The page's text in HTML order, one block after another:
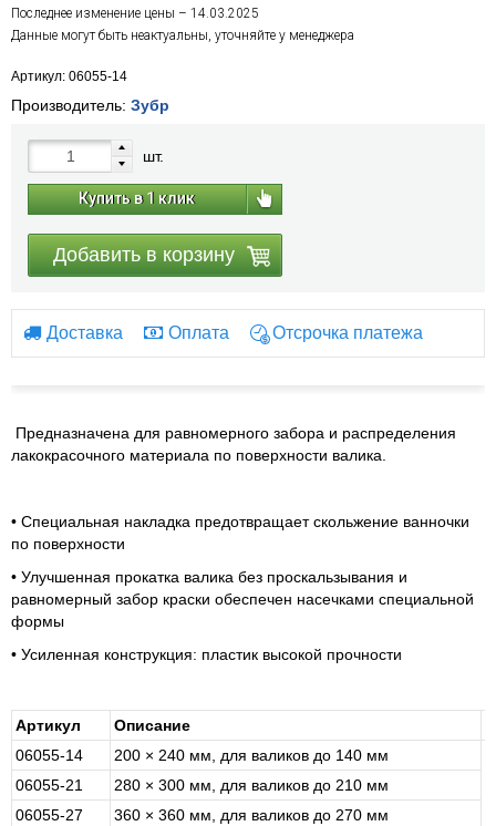
Последнее изменение цены – 14.03.2025
Данные могут быть неактуальны, уточняйте у менеджера
Артикул: 06055-14
Производитель: Зубр
шт.
Купить в 1 клик
Добавить в корзину
Доставка Оплата Отсрочка платежа
Предназначена для равномерного забора и распределения
лакокрасочного материала по поверхности валика.
• Специальная накладка предотвращает скольжение ванночки
по поверхности
• Улучшенная прокатка валика без проскальзывания и
равномерный забор краски обеспечен насечками специальной
формы
• Усиленная конструкция: пластик высокой прочности
Артикул Описание
06055-14
200 × 240 мм, для валиков до 140 мм
06055-21
280 × 300 мм, для валиков до 210 мм
06055-27
360 × 360 мм, для валиков до 270 мм